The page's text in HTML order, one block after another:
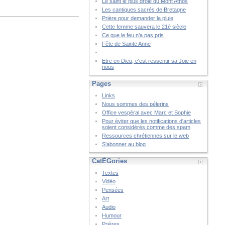
Les cantiques sacrés de Bretagne
Prière pour demander la pluie
Cette femme sauvera le 21è siècle
Ce que le feu n’a pas pris
Fête de Sainte Anne
Etre en Dieu, c'est ressentir sa Joie en
nous
Pages
Links
Nous sommes des pélerins
Office vespéral avec Marc et Sophie
Pour éviter que les notifications d'articles
soient considérés comme des spam
Ressources chrétiennes sur le web
S'abonner au blog
CatÉGories
Textes
Vidéo
Pensées
Art
Audio
Humour